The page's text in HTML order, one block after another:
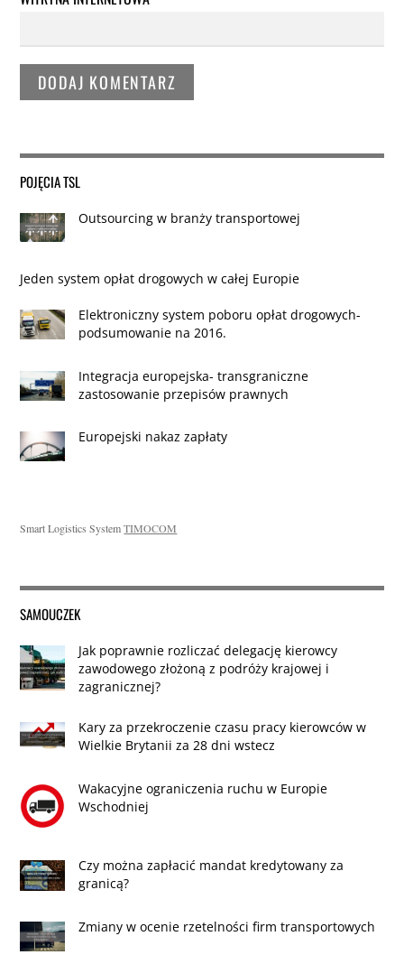
POJĘCIA TSL
Outsourcing w branży transportowej
Jeden system opłat drogowych w całej Europie
Elektroniczny system poboru opłat drogowych-
podsumowanie na 2016.
Integracja europejska- transgraniczne
zastosowanie przepisów prawnych
Europejski nakaz zapłaty
Smart Logistics SystemTIMOCOM
SAMOUCZEK
Jak poprawnie rozliczać delegację kierowcy
zawodowego złożoną z podróży krajowej i
zagranicznej?
Kary za przekroczenie czasu pracy kierowców w
Wielkie Brytanii za 28 dni wstecz
Wakacyjne ograniczenia ruchu w Europie
Wschodniej
Czy można zapłacić mandat kredytowany za
granicą?
Zmiany w ocenie rzetelności firm transportowych